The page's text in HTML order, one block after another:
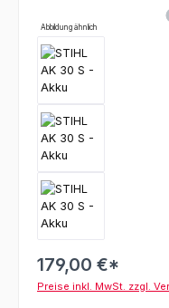
Abbildung ähnlich
179,00 €*
Preise inkl. MwSt. zzgl.